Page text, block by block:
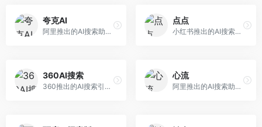
夸克AI
阿里推出的AI搜索助手，整合搜索与AI功能。面向年轻用户，提供智能搜索、文档处理、学习辅助等服务，与夸克生态深度整合。
点点
小红书推出的AI搜索应用，专注于生活方式内容搜索。面向小红书用户，提供生活攻略、消费决策、内容推荐等服务，生活方式内容丰富。
360AI搜索
360推出的AI搜索引擎，专注于安全智能搜索。面向普通用户，提供智能问答、网页搜索、内容整理等服务，安全防护能力强。
心流
阿里推出的AI搜索助手，专注于智能信息获取。面向普通用户，提供智能搜索、内容整理、知识问答等服务，与阿里生态深度整合。